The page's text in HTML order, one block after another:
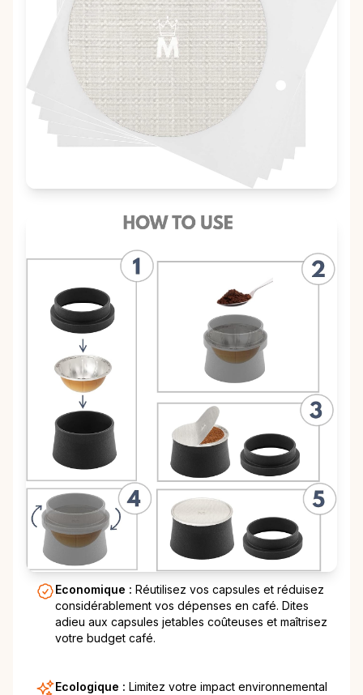
Economique : Réutilisez vos capsules et réduisez
considérablement vos dépenses en café. Dites
adieu aux capsules jetables coûteuses et maîtrisez
votre budget café.
Ecologique : Limitez votre impact environnemental